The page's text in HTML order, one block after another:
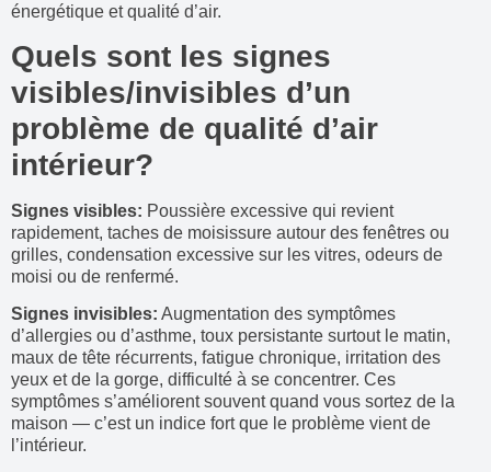
énergétique et qualité d’air.
Quels sont les signes
visibles/invisibles d’un
problème de qualité d’air
intérieur?
Signes visibles: Poussière excessive qui revient
rapidement, taches de moisissure autour des fenêtres ou
grilles, condensation excessive sur les vitres, odeurs de
moisi ou de renfermé.
Signes invisibles: Augmentation des symptômes
d’allergies ou d’asthme, toux persistante surtout le matin,
maux de tête récurrents, fatigue chronique, irritation des
yeux et de la gorge, difficulté à se concentrer. Ces
symptômes s’améliorent souvent quand vous sortez de la
maison — c’est un indice fort que le problème vient de
l’intérieur.